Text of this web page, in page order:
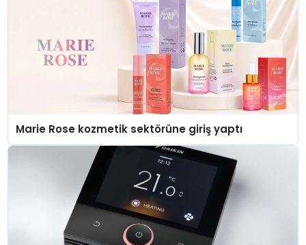
Marie Rose kozmetik sektörüne giriş yaptı